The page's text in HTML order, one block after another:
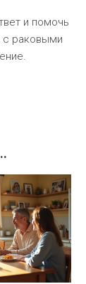
и помочь
с раковыми